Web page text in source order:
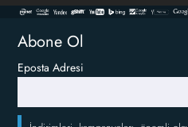
Abone Ol
Eposta Adresi